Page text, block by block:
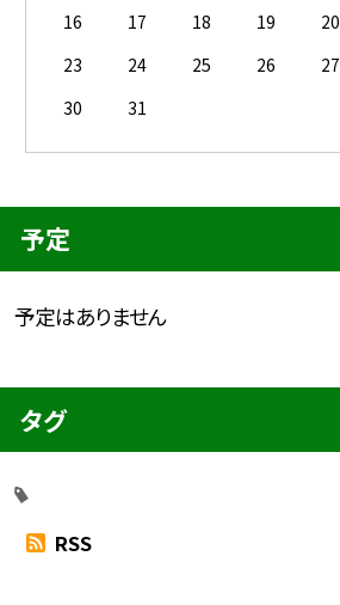
16
17 18 19 20
23
24 25 26 27
30
31
予定
予定はありません
タグ
RSS